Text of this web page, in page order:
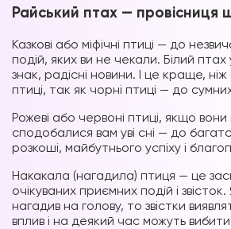
Райський птах — провісниця
Казкові або міфічні птиці — до
подій, яких ви не чекали. Білий птах
знак, радісні новини. І це краще,
птиці, так як чорні птиці — до
Рожеві або червоні птиці, якщо вони
сподобалися вам уві сні — до
розкоші, майбутнього успіху і
Накакала (нагадила) птиця — це
очікуваних приємних подій і
нагадив на голову, то звістки
вплив і на деякий час можуть вибити